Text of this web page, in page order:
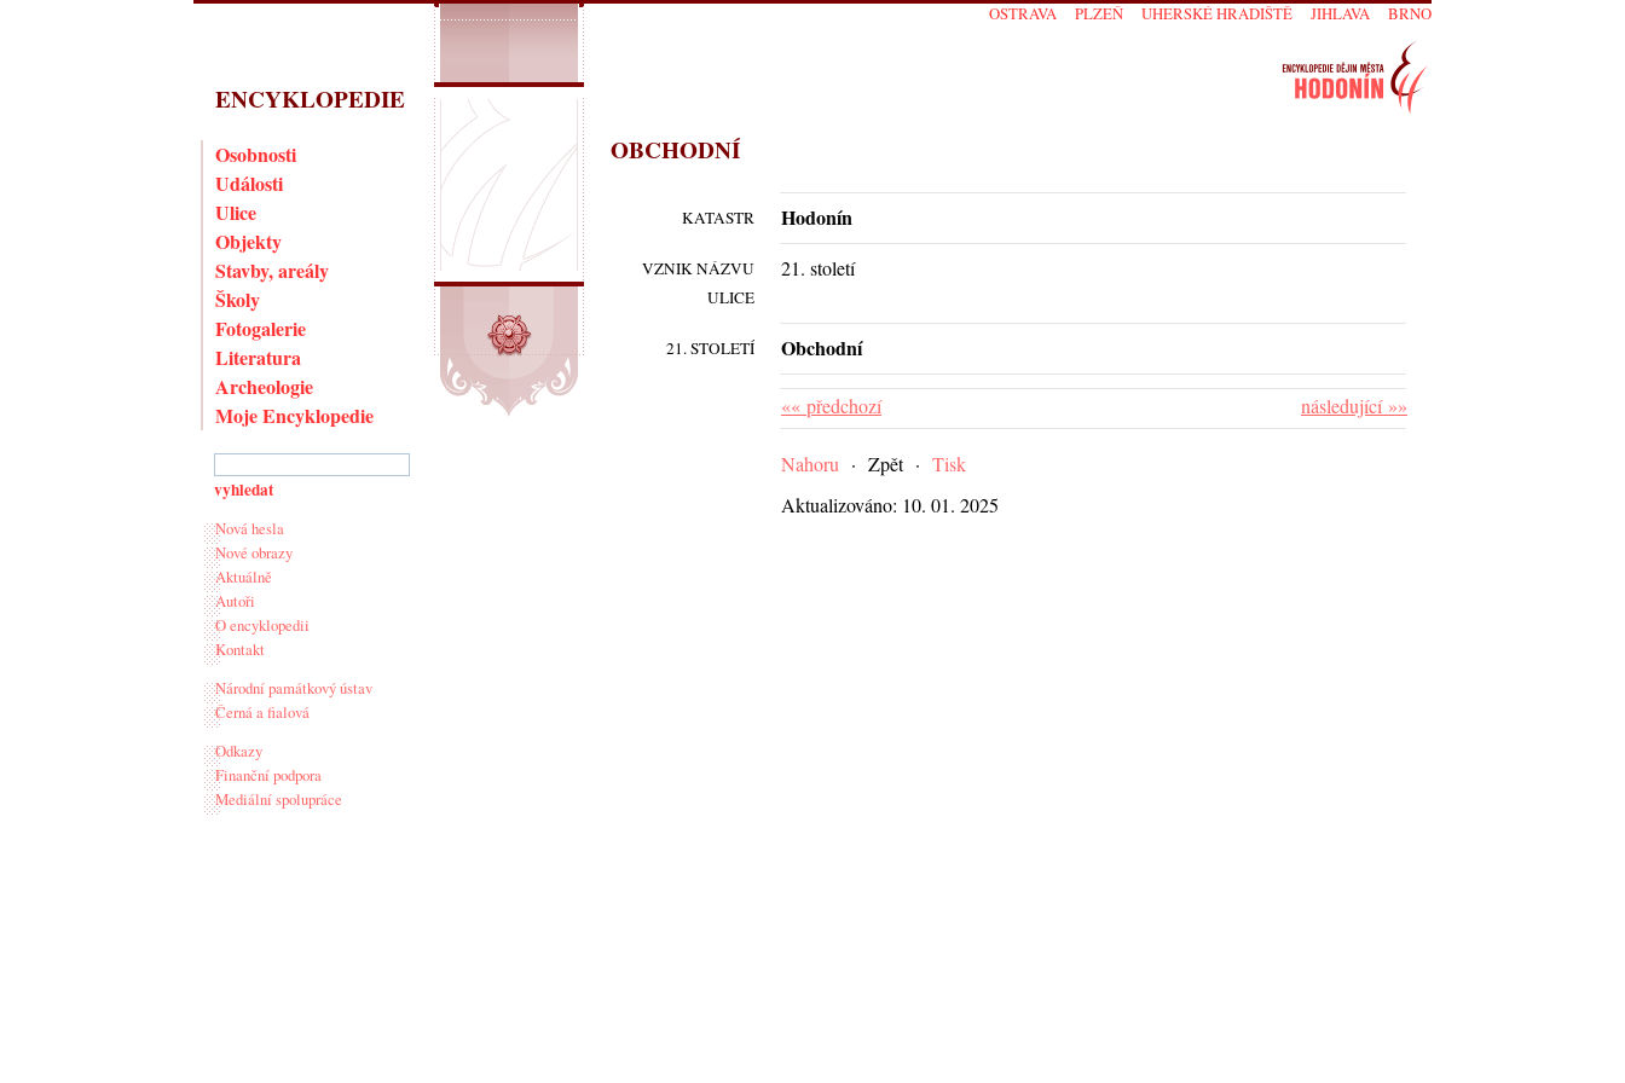
ENCYKLOPEDIE
Osobnosti
Události
Ulice
Objekty
Stavby, areály
Školy
Fotogalerie
Literatura
Archeologie
Moje Encyklopedie
Nová hesla
Nové obrazy
Aktuálně
Autoři
O encyklopedii
Kontakt
Národní památkový ústav
Černá a fialová
Odkazy
Finanční podpora
Mediální spolupráce
OBCHODNÍ
KATASTR Hodonín
VZNIK NÁZVU
ULICE
21. století
21. STOLETÍ Obchodní
následující »»
«« předchozí
Nahoru · Zpět· Tisk
Aktualizováno: 10. 01. 2025
BRNO
JIHLAVA
UHERSKÉ HRADIŠTĚ
PLZEŇ
OSTRAVA